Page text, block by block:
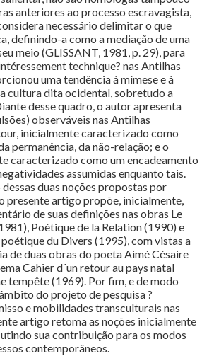
anteriores ao processo escravagista,
necessário delimitar o que
definindo-a como a mediação de uma
meio (GLISSANT, 1981, p. 29), para
technique? nas Antilhas
uma tendência à mímese e à
cultura dita ocidental, sobretudo a
desse quadro, o autor apresenta
observáveis nas Antilhas
inicialmente caracterizado como
permanência, da não-relação; e o
caracterizado como um encadeamento
assumidas enquanto tais.
duas noções propostas por
presente artigo propõe, inicialmente,
de suas definições nas obras Le
Poétique de la Relation (1990) e
du Divers (1995), com vistas a
de duas obras do poeta Aimé Césaire
Cahier d´un retour au pays natal
tempête (1969). Por fim, e de modo
do projeto de pesquisa ?
e mobilidades transculturais nas
artigo retoma as noções inicialmente
sua contribuição para os modos
contemporâneos.